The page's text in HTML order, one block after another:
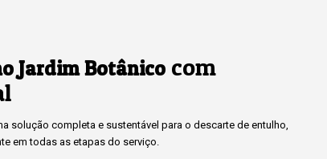
Jardim Botânico com
solução completa e sustentável para o descarte de entulho,
em todas as etapas do serviço.